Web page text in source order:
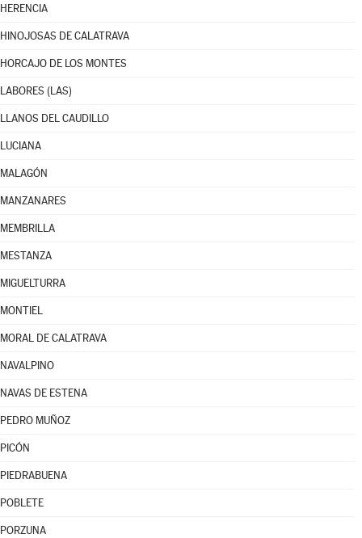
HERENCIA
HINOJOSAS DE CALATRAVA
HORCAJO DE LOS MONTES
LABORES (LAS)
LLANOS DEL CAUDILLO
LUCIANA
MALAGÓN
MANZANARES
MEMBRILLA
MESTANZA
MIGUELTURRA
MONTIEL
MORAL DE CALATRAVA
NAVALPINO
NAVAS DE ESTENA
PEDRO MUÑOZ
PICÓN
PIEDRABUENA
POBLETE
PORZUNA